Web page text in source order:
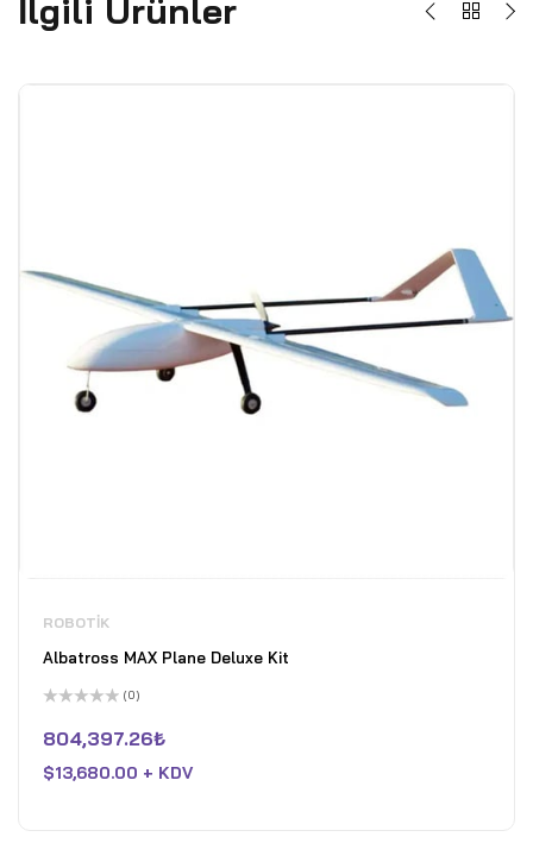
İlgili Ürünler
ROBOTIK
Albatross MAX Plane Deluxe Kit
üzerinden
0
aldı
(0)
804,397.26₺
$13,680.00 + KDV